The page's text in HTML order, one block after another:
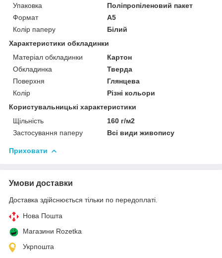
Упаковка
Поліпропіленовий пакет
Формат
A5
Колір паперу
Білий
Характеристики обкладинки
Матеріал обкладинки
Картон
Обкладинка
Тверда
Поверхня
Глянцева
Колір
Різні кольори
Користувальницькі характеристики
Щільність
160 г/м2
Застосування паперу
Всі види живопису
Приховати
Умови доставки
Доставка здійснюється тільки по передоплаті.
Нова Пошта
Магазини Rozetka
Укрпошта